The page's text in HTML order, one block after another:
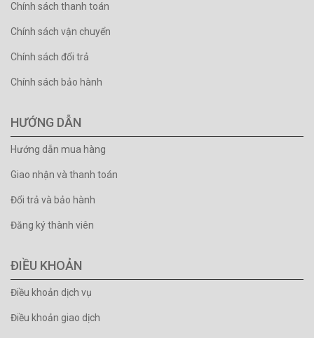
Chính sách thanh toán
Chính sách vận chuyển
Chính sách đổi trả
Chính sách bảo hành
HƯỚNG DẪN
Hướng dẫn mua hàng
Giao nhận và thanh toán
Đổi trả và bảo hành
Đăng ký thành viên
ĐIỀU KHOẢN
Điều khoản dịch vụ
Điều khoản giao dịch